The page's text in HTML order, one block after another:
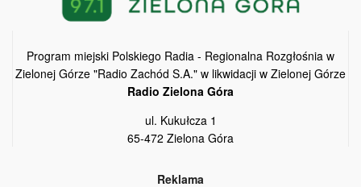
Program miejski Polskiego Radia - Regionalna Rozgłośnia w
Zielonej Górze "Radio Zachód S.A." w likwidacji w Zielonej Górze
Radio Zielona Góra
ul. Kukułcza 1
65-472 Zielona Góra
Reklama